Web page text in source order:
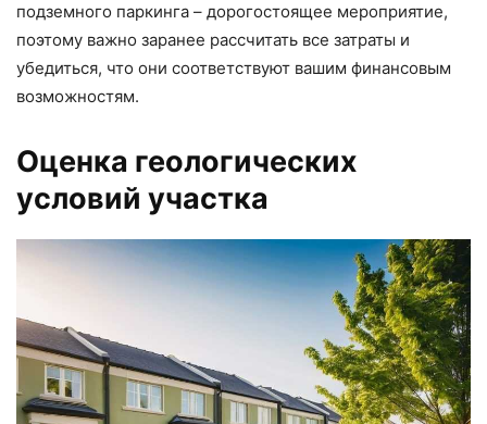
подземного паркинга – дорогостоящее мероприятие,
поэтому важно заранее рассчитать все затраты и
убедиться, что они соответствуют вашим финансовым
возможностям.
Оценка геологических
условий участка